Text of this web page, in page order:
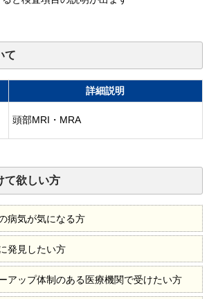
て
詳細説明
頭部MRI・MRA
て欲しい方
病気が気になる方
発見したい方
アップ体制のある医療機関で受けたい方